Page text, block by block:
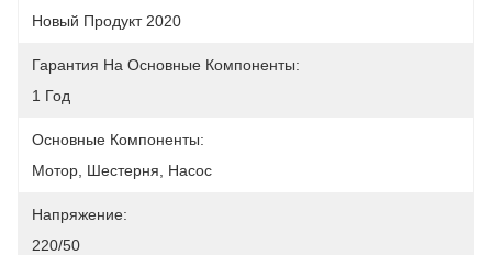
Новый Продукт 2020
Гарантия На Основные Компоненты:
1 Год
Основные Компоненты:
Мотор, Шестерня, Насос
Напряжение:
220/50